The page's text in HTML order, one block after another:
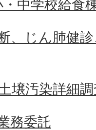
中学校給食
、じん肺健
壌汚染詳細
務委託